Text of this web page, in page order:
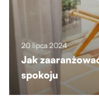
20 lipca 2024
Jak
spokoju